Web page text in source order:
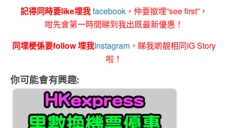
記得同時要like埋我facebook ，仲要撳埋”see first”，
咁先會第一時間睇到我出既最新優惠！
同埋梗係要follow 埋我Instagram ，睇我啲靚相同IG Story
啦！
你可能會有興趣: